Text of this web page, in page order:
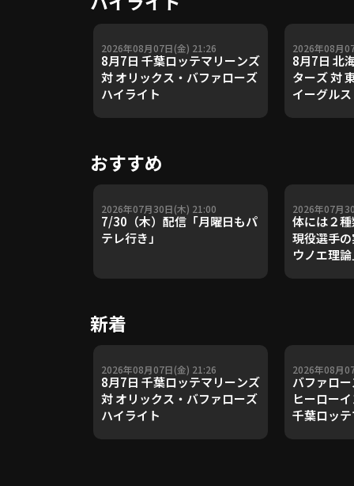
2026年08月07日(金) 21:26
8月7日 千葉ロッテマリーンズ
対 オリックス・バファローズ
ハイライト
2026年08月
8月7日 北
ターズ 対
イーグル
おすすめ
2026年07月30日(木) 21:00
7/30（木）配信「月曜日もパ
テレ行き」
2026年07月
体には２
現役選手
ウノエ理
新着
2026年08月07日(金) 21:26
8月7日 千葉ロッテマリーンズ
対 オリックス・バファローズ
ハイライト
2026年08月
バファロ
ヒーロー
千葉ロッ